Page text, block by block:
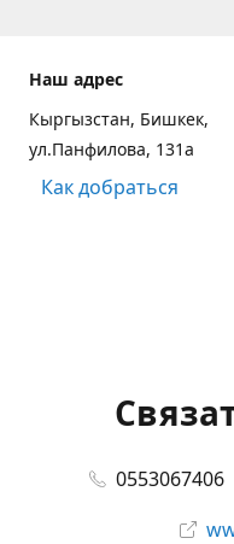
Наш адрес
Кыргызстан, Бишкек,
ул.Панфилова, 131а
Как добраться
0553067406